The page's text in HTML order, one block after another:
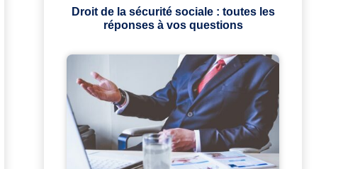
Droit de la sécurité sociale : toutes les
réponses à vos questions